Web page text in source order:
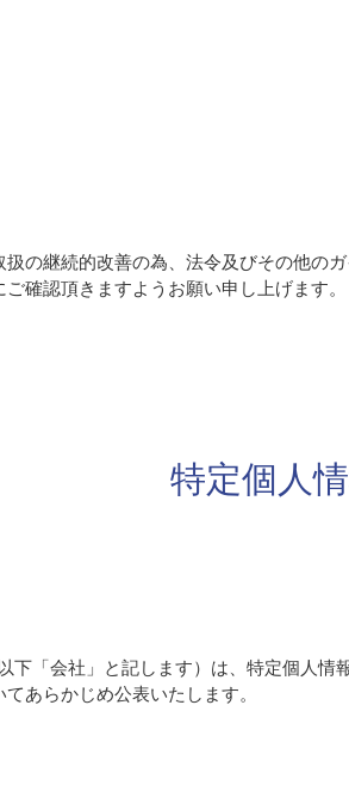
の継続的改善の為、法令及びその他の
確認頂きますようお願い申し上げます。
特定個人
下「会社」と記します）は、特定個人情
あらかじめ公表いたします。